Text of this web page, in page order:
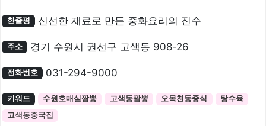
한줄평 신선한 재료로 만든 중화요리의 진수
주소 경기 수원시 권선구 고색동 908-26
전화번호 031-294-9000
키워드 수원호매실짬뽕 고색동짬뽕 오목천동중식
탕수육
고색동중국집